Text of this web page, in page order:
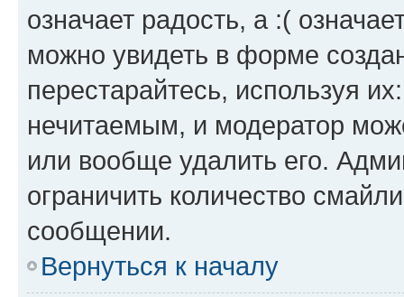
означает радость, а :(
можно увидеть в форме
перестарайтесь, используя
нечитаемым, и модератор
или вообще удалить его.
ограничить количество
сообщении.
Вернуться к началу